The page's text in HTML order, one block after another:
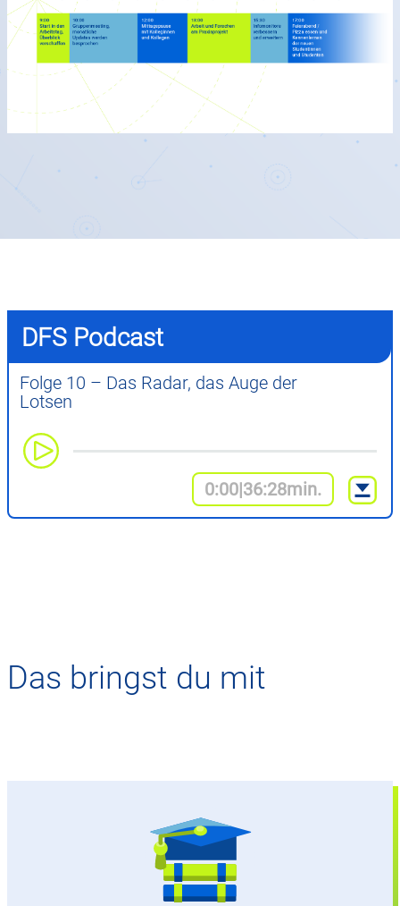
DFS Podcast
Folge 10 – Das Radar, das Auge der
Lotsen
0:00 36:28min.
Das bringst du mit
Gute bis sehr gute Leistungen (mind. 11
Punkte) in Mathematik und idealerweise auch